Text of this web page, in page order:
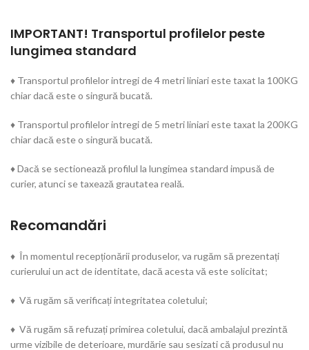
IMPORTANT! Transportul profilelor peste
lungimea standard
♦ Transportul profilelor intregi de 4 metri liniari este taxat la 100KG
chiar dacă este o singură bucată.
♦ Transportul profilelor intregi de 5 metri liniari este taxat la 200KG
chiar dacă este o singură bucată.
♦ Dacă se sectionează profilul la lungimea standard impusă de
curier, atunci se taxează grautatea reală.
Recomandări
♦ În momentul recepționării produselor, va rugăm să prezentați
curierului un act de identitate, dacă acesta vă este solicitat;
♦ Vă rugăm să verificați integritatea coletului;
♦ Vă rugăm să refuzați primirea coletului, dacă ambalajul prezintă
urme vizibile de deterioare, murdărie sau sesizati că produsul nu